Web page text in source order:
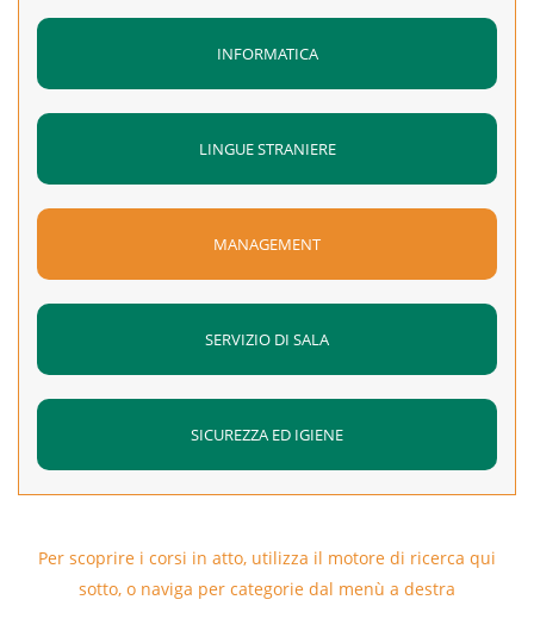
approfondimento che si terrà
10 maggio
dalle ore 11.00.
potranno partecipare restituendo il modulo di iscrizione,
entro il prossimo 27.04.2018, via mail
0805640918.
INFORMATICA
LINGUE STRANIERE
MANAGEMENT
SERVIZIO DI SALA
SICUREZZA ED IGIENE
Per scoprire i corsi in atto, utilizza il motore di ricerca qui
sotto, o naviga per categorie dal menù a destra